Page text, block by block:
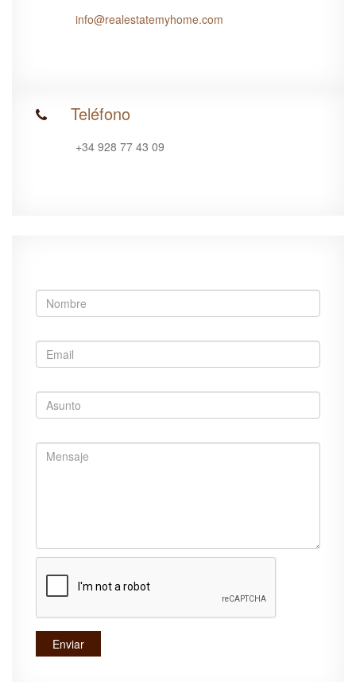
info@realestatemyhome.com
Teléfono
+34 928 77 43 09
Enviar